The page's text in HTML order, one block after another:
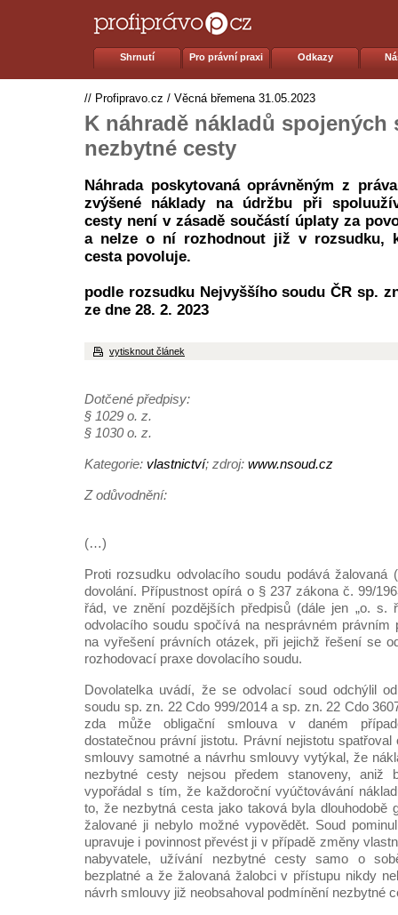
Shrnutí Pro právní praxi Odkazy
// Profipravo.cz / Věcná břemena31.05.2023
K náhradě nákladů spojených
nezbytné cesty
Náhrada poskytovaná oprávněným z
zvýšené náklady na údržbu při
cesty není v zásadě součástí úplaty za
a nelze o ní rozhodnout již v rozsudku,
cesta povoluje.
podle rozsudku Nejvyššího soudu ČR sp.
ze dne 28. 2. 2023
vytisknout článek
Dotčené předpisy:
§ 1029 o. z.
§ 1030 o. z.
Kategorie: vlastnictví; zdroj: www.nsoud.cz
Z odůvodnění:
(…)
Proti rozsudku odvolacího soudu podává žalovaná
dovolání. Přípustnost opírá o § 237 zákona č. 99/
řád, ve znění pozdějších předpisů (dále jen „o. s.
odvolacího soudu spočívá na nesprávném
na vyřešení právních otázek, při jejichž řešení se
rozhodovací praxe dovolacího soudu.
Dovolatelka uvádí, že se odvolací soud odchýlil
soudu sp. zn. 22 Cdo 999/2014 a sp. zn. 22 Cdo
zda může obligační smlouva v daném
dostatečnou právní jistotu. Právní nejistotu
smlouvy samotné a návrhu smlouvy vytýkal, že
nezbytné cesty nejsou předem stanoveny, aniž
vypořádal s tím, že každoroční vyúčtovávání
to, že nezbytná cesta jako taková byla dlouhodobě
žalované ji nebylo možné vypovědět. Soud
upravuje i povinnost převést ji v případě změny
nabyvatele, užívání nezbytné cesty samo o
bezplatné a že žalovaná žalobci v přístupu nikdy
návrh smlouvy již neobsahoval podmínění nezbytné